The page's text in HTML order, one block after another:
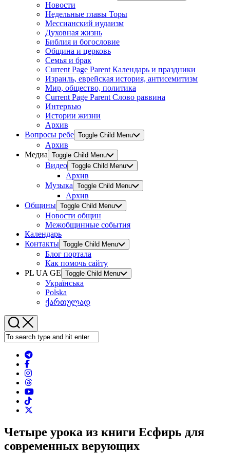
Новости
Недельные главы Торы
Мессианский иудаизм
Духовная жизнь
Библия и богословие
Община и церковь
Семья и брак
Current Page Parent Календарь и праздники
Израиль, еврейская история, антисемитизм
Мир, общество, политика
Current Page Parent Слово раввина
Интервью
Истории жизни
Архив
Вопросы ребе Toggle Child Menu
Архив
Медиа Toggle Child Menu
Видео Toggle Child Menu
Архив
Музыка Toggle Child Menu
Архив
Общины Toggle Child Menu
Новости общин
Межобщинные события
Календарь
Контакты Toggle Child Menu
Блог портала
Как помочь сайту
PL UA GE Toggle Child Menu
Українська
Polska
ქართულად
Четыре урока из книги Есфирь для
современных верующих